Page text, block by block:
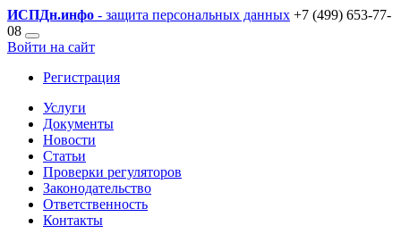
ИСПДн.инфо - защита персональных данных +7 (499) 653-77-
08
Войти на сайт
Регистрация
Услуги
Документы
Новости
Статьи
Проверки регуляторов
Законодательство
Ответственность
Контакты